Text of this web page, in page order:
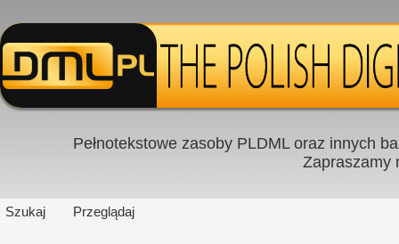
Pełnotekstowe zasoby PLDML oraz innych
Zapraszamy
Szukaj Przeglądaj